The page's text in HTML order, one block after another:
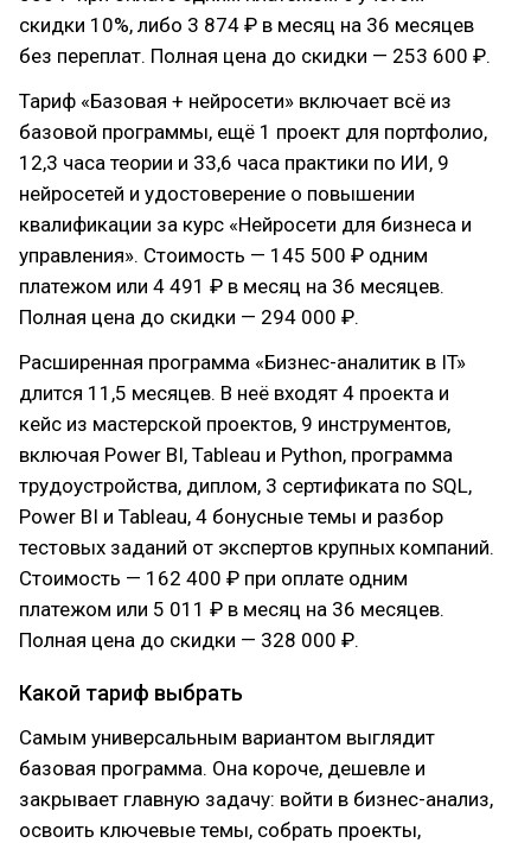
скидки 10%, либо 3 874 ₽ в месяц на 36 месяцев
без переплат. Полная цена до скидки — 253 600 ₽.
Тариф «Базовая + нейросети» включает всё из
базовой программы, ещё 1 проект для портфолио,
12,3 часа теории и 33,6 часа практики по ИИ, 9
нейросетей и удостоверение о повышении
квалификации за курс «Нейросети для бизнеса и
управления». Стоимость — 145 500 ₽ одним
платежом или 4 491 ₽ в месяц на 36 месяцев.
Полная цена до скидки — 294 000 ₽.
Расширенная программа «Бизнес-аналитик в IT»
длится 11,5 месяцев. В неё входят 4 проекта и
кейс из мастерской проектов, 9 инструментов,
включая Power BI, Tableau и Python, программа
трудоустройства, диплом, 3 сертификата по SQL,
Power BI и Tableau, 4 бонусные темы и разбор
тестовых заданий от экспертов крупных компаний.
Стоимость — 162 400 ₽ при оплате одним
платежом или 5 011 ₽ в месяц на 36 месяцев.
Полная цена до скидки — 328 000 ₽.
Какой тариф выбрать
Самым универсальным вариантом выглядит
базовая программа. Она короче, дешевле и
закрывает главную задачу: войти в бизнес-анализ,
освоить ключевые темы, собрать проекты,